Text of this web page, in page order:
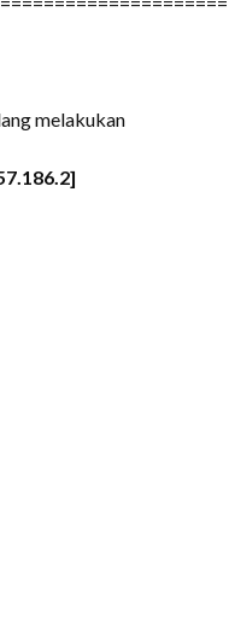
melakukan